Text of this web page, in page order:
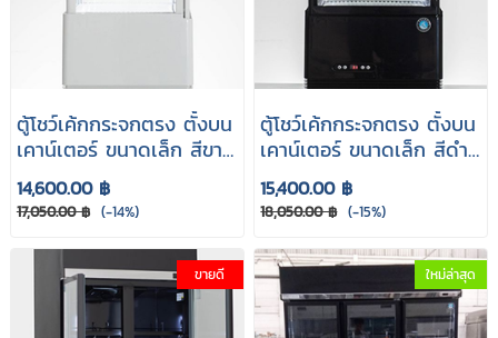
ตู้โชว์เค้กกระจกตรง ตั้งบน
เคาน์เตอร์ ขนาดเล็ก สีขาว
AC-58
14,600.00 ฿
17,050.00 ฿ (-14%)
ตู้โชว์เค้กกระจกตรง ตั้งบน
เคาน์เตอร์ ขนาดเล็ก สีดำ
AC-58B
15,400.00 ฿
18,050.00 ฿ (-15%)
ขายดี ใหม่ล่าสุด